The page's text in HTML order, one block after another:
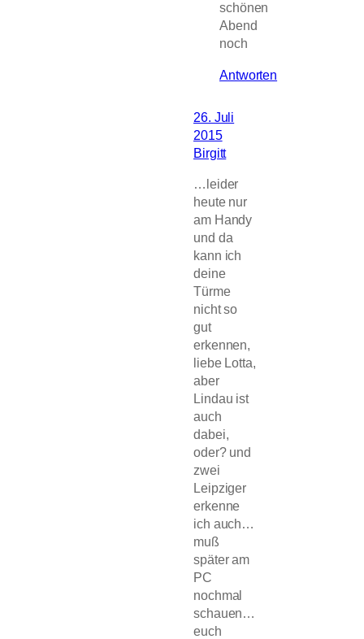
schönen
Abend
noch
Antworten
26. Juli
2015
Birgitt
…leider
heute nur
am Handy
und da
kann ich
deine
Türme
nicht so
gut
erkennen,
liebe Lotta,
aber
Lindau ist
auch
dabei,
oder? und
zwei
Leipziger
erkenne
ich auch…
muß
später am
PC
nochmal
schauen…
euch